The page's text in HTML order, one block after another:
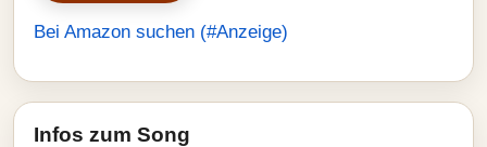
Bei Amazon suchen (#Anzeige)
Infos zum Song